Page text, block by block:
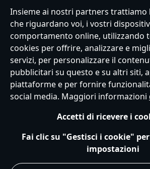
Italy
Servizio Clienti Termini d'Uso Trova
Normativa Europea sul trattamento dei dati
Informativa sulla privacy
Politica dei Cookie
Informativa sulla privacy UE
Termini e
Gestisci le impostazioni dei Cookies
s172
Insieme ai nostri partners trattiamo
che riguardano voi, i vostri
comportamento online, utilizzando
cookies per offrire, analizzare e
servizi, per personalizzare il
pubblicitari su questo e su altri siti,
piattaforme e per fornire
social media. Maggiori informazioni
Accetti di ricevere i
Fai clic su "Gestisci i cookie"
impostazioni